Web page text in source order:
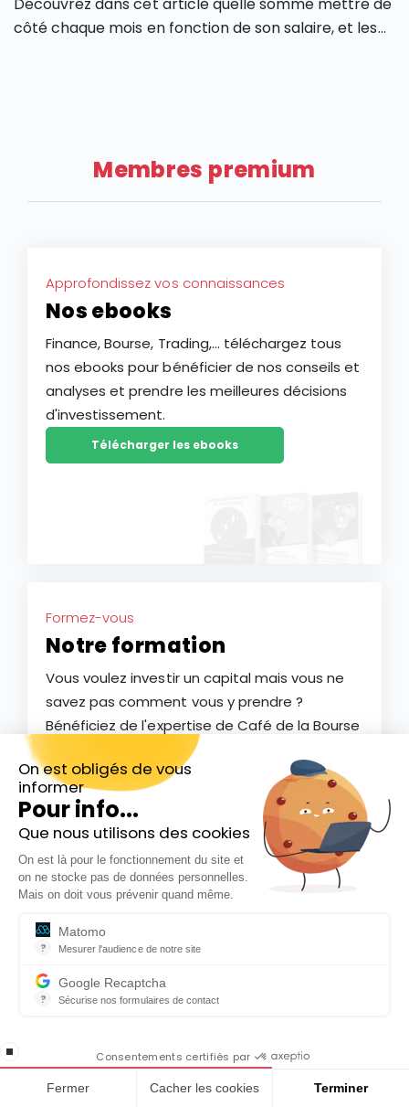
On est obligés de vous
informer
Pour info...
Que nous utilisons des cookies
On est là pour le fonctionnement du site et
on ne stocke pas de données personnelles.
Mais on doit vous prévenir quand même.
?
Matomo
Mesurer l'audience de notre site
?
Google Recaptcha
Sécurise nos formulaires de contact
stop loading Consentements certifiés par
Fermer Cacher les cookies Terminer
côté chaque mois en fonction de son salaire, et les
Membres premium
Approfondissez vos connaissances
Nos ebooks
Finance, Bourse, Trading,... téléchargez tous
nos ebooks pour bénéficier de nos conseils et
analyses et prendre les meilleures décisions
d'investissement.
Télécharger les ebooks
Formez-vous
Notre formation
Vous voulez investir un capital mais vous ne
savez pas comment vous y prendre ?
Bénéficiez de l'expertise de Café de la Bourse
pour vous lancer en Bourse.
Voir la formation
Faites-vous une idée
Nos outils simulateurs
vous aideront à définir l'allocation de votre
patrimoine.
Inscrivez-vous gratuitement à
notre Newsletter hebdo
En cadeau notre ebook
politique de confidentialité de ce site